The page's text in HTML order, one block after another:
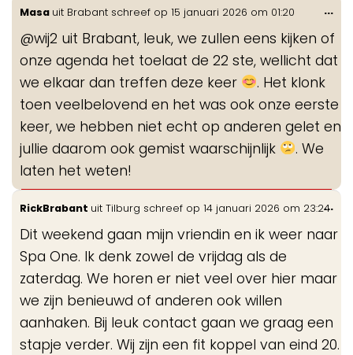
Masa uit Brabant schreef op 15 januari 2026 om 01:20
@wij2 uit Brabant, leuk, we zullen eens kijken of
onze agenda het toelaat de 22 ste, wellicht dat
we elkaar dan treffen deze keer
. Het klonk
toen veelbelovend en het was ook onze eerste
keer, we hebben niet echt op anderen gelet en
jullie daarom ook gemist waarschijnlijk
. We
laten het weten!
...
RickBrabant uit Tilburg schreef op 14 januari 2026 om 23:24
Dit weekend gaan mijn vriendin en ik weer naar
Spa One. Ik denk zowel de vrijdag als de
zaterdag. We horen er niet veel over hier maar
we zijn benieuwd of anderen ook willen
aanhaken. Bij leuk contact gaan we graag een
stapje verder. Wij zijn een fit koppel van eind 20.
...